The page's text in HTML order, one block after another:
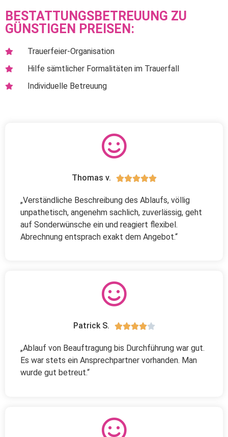
BESTATTUNGSBETREUUNG ZU
GÜNSTIGEN PREISEN:
Trauerfeier-Organisation
Hilfe sämtlicher Formalitäten im Trauerfall
Individuelle Betreuung
Thomas v. 
„Verständliche Beschreibung des Ablaufs, völlig
unpathetisch, angenehm sachlich, zuverlässig, geht
auf Sonderwünsche ein und reagiert flexibel.
Abrechnung entsprach exakt dem Angebot.“
Patrick S. 
„Ablauf von Beauftragung bis Durchführung war gut.
Es war stets ein Ansprechpartner vorhanden. Man
wurde gut betreut.“